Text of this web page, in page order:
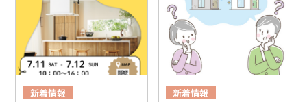
新着情報
新着情報